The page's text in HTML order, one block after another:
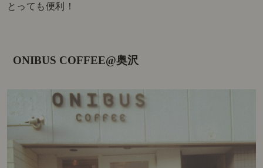
とっても便利！
ONIBUS COFFEE@奥沢